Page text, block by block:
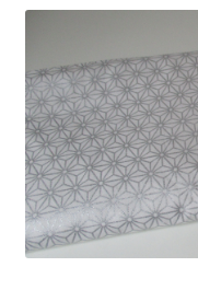
Ma liste de souhaits
Mon espace
Mon compte
Panier
My Account